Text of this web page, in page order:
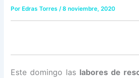
Por Edras Torres/8 noviembre, 2020
Este domingo las labores de